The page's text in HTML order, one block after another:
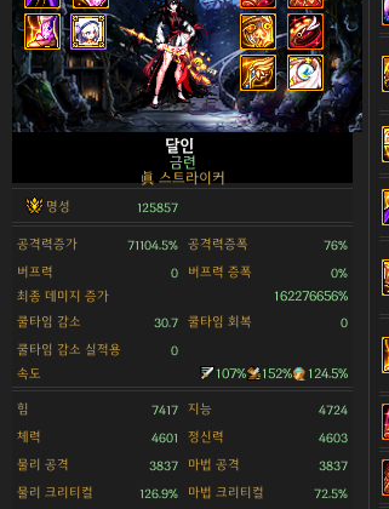
>
달인
금련
眞 스트라이커
명성 125857
공격력증가 71104.5% 공격력증폭 76%
버프력 0 버프력 증폭 0%
최종 데미지 증가
162276656%
쿨타임 감소
30.7 쿨타임 회복 0
쿨타임 감소 실적용 0
속도 107% 152% 124.5%
힘 7417 지능 4724
체력 4601 정신력 4603
물리 공격 3837 마법 공격 3837
물리 크리티컬 126.9% 마법 크리티컬 72.5%